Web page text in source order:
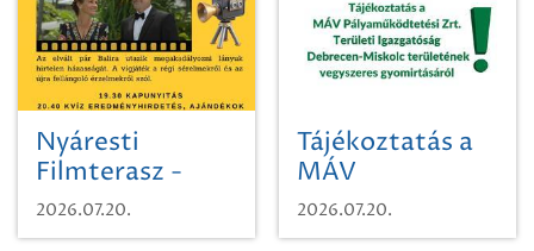
Nyáresti
Filmterasz -
Beugró a
Paradicsomba
2026.07.20.
Tájékoztatás a
MÁV
Pályaműködtetési
Zrt. Területi
2026.07.20.